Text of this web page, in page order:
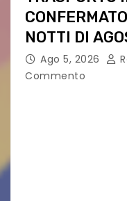
NOTTI DI
PERCORSI,
Ago 5, 2026
Commento